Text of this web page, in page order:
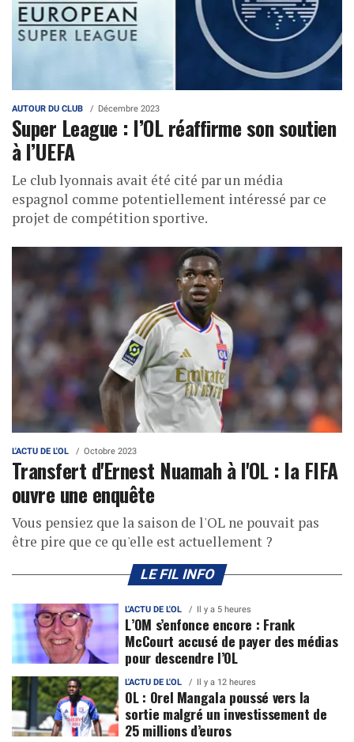
AUTOUR DU CLUB Décembre 2023
Super League : l’OL réaffirme son soutien
à l’UEFA
Le club lyonnais avait été cité par un média
espagnol comme potentiellement intéressé par ce
projet de compétition sportive.
L'ACTU DE L'OL Octobre 2023
Transfert d'Ernest Nuamah à l'OL : la FIFA
ouvre une enquête
Vous pensiez que la saison de l'OL ne pouvait pas
être pire que ce qu'elle est actuellement ?
LE FIL INFO
L'ACTU DE L'OL Il y a 5 heures
L’OM s’enfonce encore : Frank
McCourt accusé de payer des médias
pour descendre l’OL
L'ACTU DE L'OL Il y a 12 heures
OL : Orel Mangala poussé vers la
sortie malgré un investissement de
25 millions d’euros